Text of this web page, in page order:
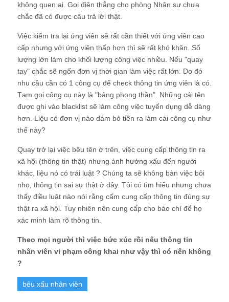
không quen ai. Gọi điện thẳng cho phòng Nhân sự chưa
chắc đã có được câu trả lời thật.
Việc kiểm tra lại ứng viên sẽ rất cần thiết với ứng viên cao
cấp nhưng với ứng viên thấp hơn thì sẽ rất khó khăn. Số
lượng lớn làm cho khối lượng công việc nhiều. Nếu "quay
tay" chắc sẽ ngốn đơn vị thời gian làm việc rất lớn. Do đó
nhu cầu cần có 1 công cụ để check thông tin ứng viên là có.
Tạm gọi công cụ này là "bảng phong thần". Những cái tên
được ghi vào blacklist sẽ làm công việc tuyển dụng dễ dàng
hơn. Liệu có đơn vị nào dám bỏ tiền ra làm cái công cụ như
thế này?
Quay trở lại việc bêu tên ở trên, việc cung cấp thông tin ra
xã hội (thông tin thật) nhưng ảnh hưởng xấu đến người
khác, liệu nó có trái luật ? Chúng ta sẽ không bàn việc bôi
nhọ, thông tin sai sự thật ở đây. Tôi có tìm hiểu nhưng chưa
thấy điều luật nào nói rằng cấm cung cấp thông tin đúng sự
thật ra xã hội. Tuy nhiên nên cung cấp cho báo chí để họ
xác minh làm rõ thông tin.
Theo mọi người thì việc bức xúc rồi nêu thông tin
nhân viên vi phạm công khai như vậy thì có nên không
?
bêu xấu nhân viên